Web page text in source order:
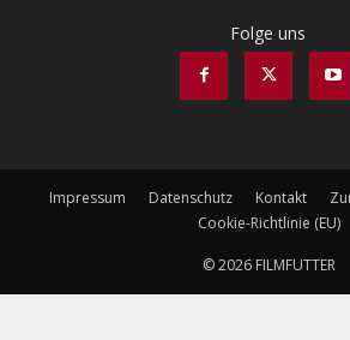
Folge uns
Impressum Datenschutz Kontakt
Cookie-Richtlinie (EU)
© 2026 FILMFUTTER